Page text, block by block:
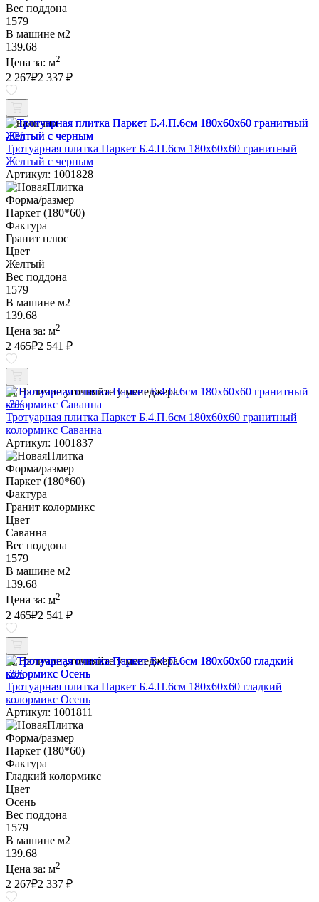
Вес поддона
1579
В машине м2
139.68
Цена за: м2
2 267₽2 337 ₽
В наличии
-3%
Тротуарная плитка Паркет Б.4.П.6см 180х60х60 гранитный
Желтый с черным
Артикул: 1001828
Форма/размер
Паркет (180*60)
Фактура
Гранит плюс
Цвет
Желтый
Вес поддона
1579
В машине м2
139.68
Цена за: м2
2 465₽2 541 ₽
Наличие уточняйте у менеджера
-3%
Тротуарная плитка Паркет Б.4.П.6см 180х60х60 гранитный
колормикс Саванна
Артикул: 1001837
Форма/размер
Паркет (180*60)
Фактура
Гранит колормикс
Цвет
Саванна
Вес поддона
1579
В машине м2
139.68
Цена за: м2
2 465₽2 541 ₽
Наличие уточняйте у менеджера
-3%
Тротуарная плитка Паркет Б.4.П.6см 180х60х60 гладкий
колормикс Осень
Артикул: 1001811
Форма/размер
Паркет (180*60)
Фактура
Гладкий колормикс
Цвет
Осень
Вес поддона
1579
В машине м2
139.68
Цена за: м2
2 267₽2 337 ₽